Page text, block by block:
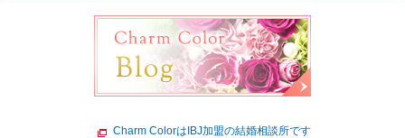
Charm ColorはIBJ加盟の結婚相談所です